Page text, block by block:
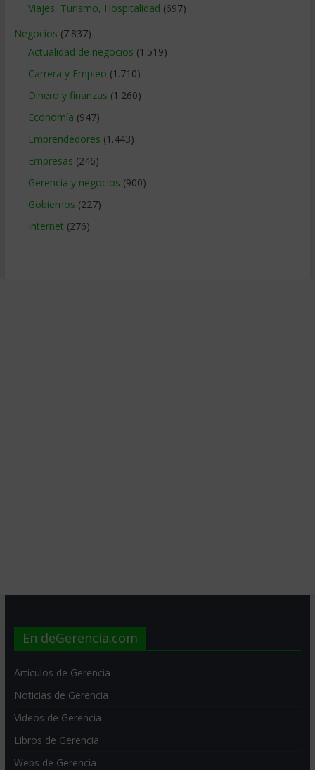
Viajes, Turismo, Hospitalidad (697)
Negocios (7.837)
Actualidad de negocios (1.519)
Carrera y Empleo (1.710)
Dinero y finanzas (1.260)
Economía (947)
Emprendedores (1.443)
Empresas (246)
Gerencia y negocios (900)
Gobiernos (227)
Internet (276)
En deGerencia.com
Artículos de Gerencia
Noticias de Gerencia
Videos de Gerencia
Libros de Gerencia
Webs de Gerencia